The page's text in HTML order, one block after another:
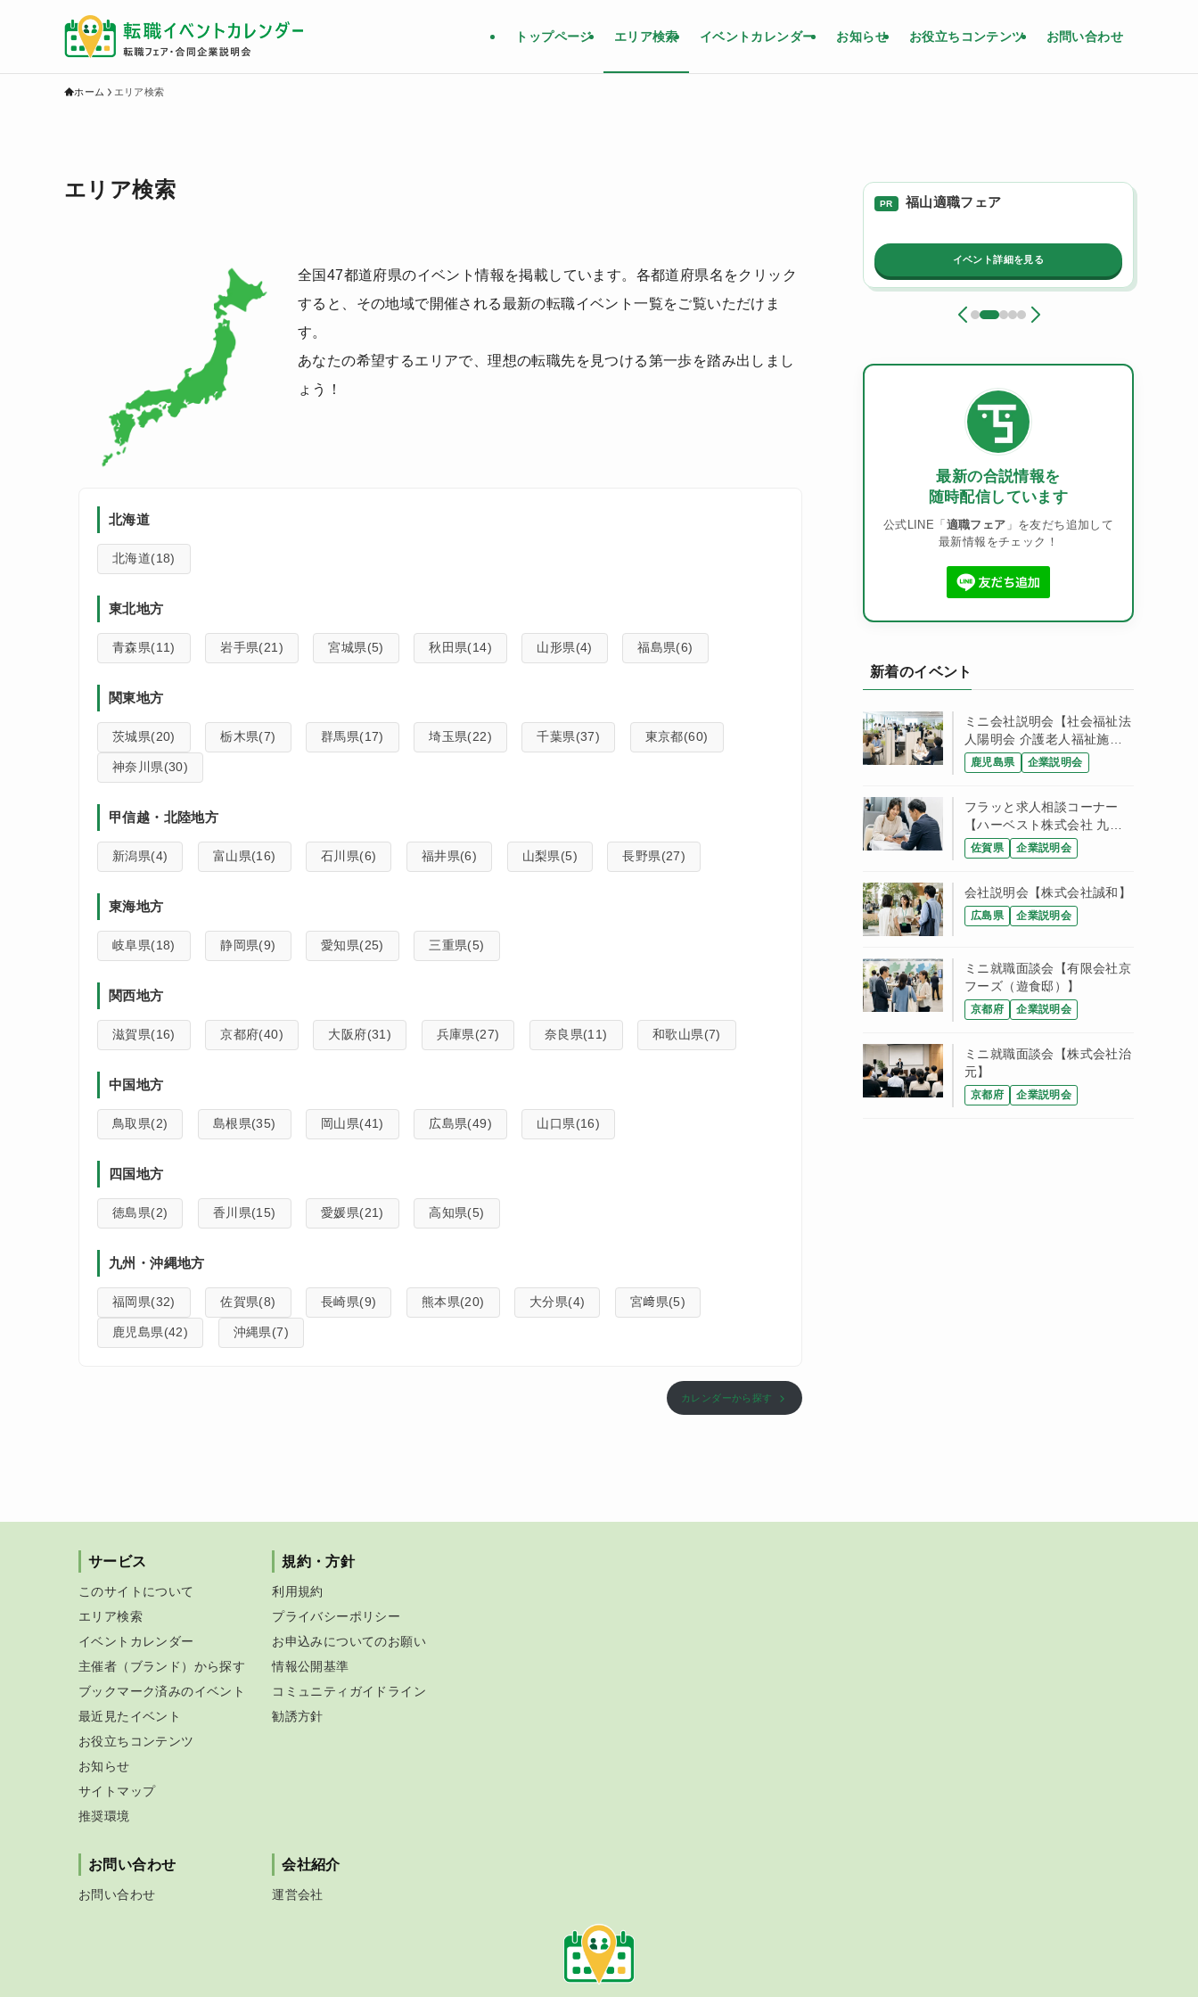
トップページ エリア検索 イベントカレンダー お知らせ お役立ちコンテンツ お問い合わせ
ホーム エリア検索
エリア検索
全国47都道府県のイベント情報を掲載しています。各都道府県名をクリック
すると、その地域で開催される最新の転職イベント一覧をご覧いただけま
す。
あなたの希望するエリアで、理想の転職先を見つける第一歩を踏み出しまし
ょう！
北海道
北海道(18)
東北地方
青森県(11) 岩手県(21) 宮城県(5) 秋田県(14) 山形県(4) 福島県(6)
関東地方
茨城県(20) 栃木県(7) 群馬県(17) 埼玉県(22) 千葉県(37) 東京都(60)
神奈川県(30)
甲信越・北陸地方
新潟県(4) 富山県(16) 石川県(6) 福井県(6) 山梨県(5) 長野県(27)
東海地方
岐阜県(18) 静岡県(9) 愛知県(25) 三重県(5)
関西地方
滋賀県(16) 京都府(40) 大阪府(31) 兵庫県(27) 奈良県(11) 和歌山県(7)
中国地方
鳥取県(2) 島根県(35) 岡山県(41) 広島県(49) 山口県(16)
四国地方
徳島県(2) 香川県(15) 愛媛県(21) 高知県(5)
九州・沖縄地方
福岡県(32) 佐賀県(8) 長崎県(9) 熊本県(20) 大分県(4) 宮﨑県(5)
鹿児島県(42) 沖縄県(7)
カレンダーから探す
PR 福山適職フェア
イベント詳細を見る
最新の合説情報を
随時配信しています
公式LINE「適職フェア 」を友だち追加して
最新情報をチェック！
新着のイベント
ミニ会社説明会【社会福祉法
人陽明会 介護老人福祉施設
下田苑】
鹿児島県 企業説明会
フラッと求人相談コーナー
【ハーベスト株式会社 九州
支店】
佐賀県 企業説明会
会社説明会【株式会社誠和】
広島県 企業説明会
ミニ就職面談会【有限会社京
フーズ（遊食邸）】
京都府 企業説明会
ミニ就職面談会【株式会社治
元】
京都府 企業説明会
サービス
このサイトについて
エリア検索
イベントカレンダー
主催者（ブランド）から探す
ブックマーク済みのイベント
最近見たイベント
お役立ちコンテンツ
お知らせ
サイトマップ
推奨環境
規約・方針
利用規約
プライバシーポリシー
お申込みについてのお願い
情報公開基準
コミュニティガイドライン
勧誘方針
お問い合わせ
お問い合わせ
会社紹介
運営会社